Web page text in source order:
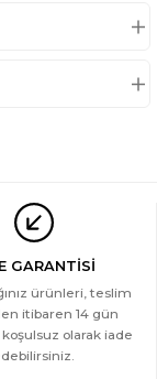
GARANTİSİ
ürünleri, teslim
itibaren 14 gün
olarak iade